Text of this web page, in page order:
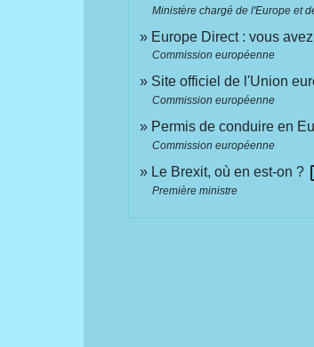
Ministère chargé de l'Europe et
Europe Direct : vous
Commission européenne
Site officiel de l'Union
Commission européenne
Permis de conduire en
Commission européenne
Le Brexit, où en est-on ?
Première ministre